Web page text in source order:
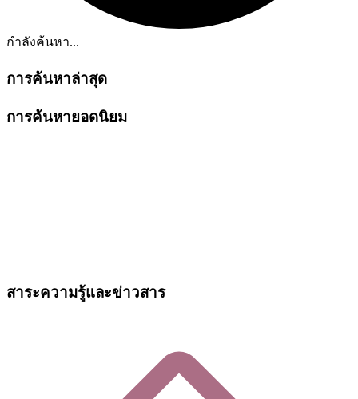
กำลังค้นหา...
การค้นหาล่าสุด
การค้นหายอดนิยม
สาระความรู้และข่าวสาร